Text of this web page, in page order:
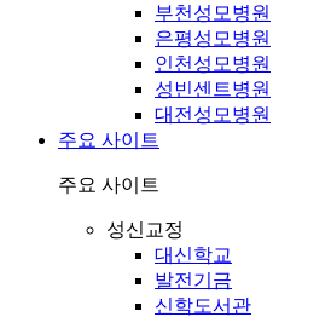
부천성모병원
은평성모병원
인천성모병원
성빈센트병원
대전성모병원
주요 사이트
주요 사이트
성신교정
대신학교
발전기금
신학도서관